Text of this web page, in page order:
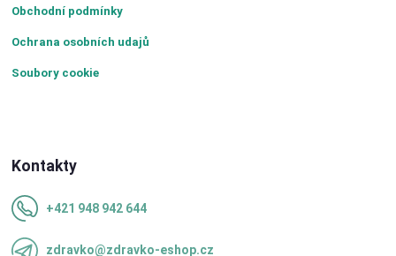
Obchodní podmínky
Ochrana osobních udajů
Soubory cookie
Kontakty
+421 948 942 644
zdravko@zdravko-eshop.cz